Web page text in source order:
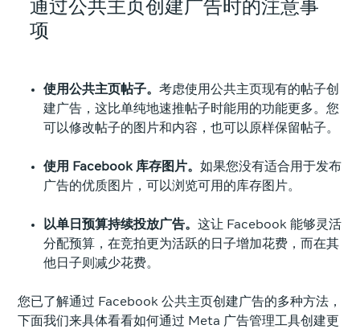
通过公共主页创建广告时的注意事
项
使用公共主页帖子。 考虑使用公共主页现有的帖子创
建广告，这比单纯地速推帖子时能用的功能更多。您
可以修改帖子的图片和内容，也可以原样保留帖子。
使用 Facebook 库存图片。 如果您没有适合用于发布
广告的优质图片，可以浏览可用的库存图片。
以单日预算持续投放广告。 这让 Facebook 能够灵活
分配预算，在竞拍更为活跃的日子增加花费，而在其
他日子则减少花费。
您已了解通过 Facebook 公共主页创建广告的多种方法，
下面我们来具体看看如何通过 Meta 广告管理工具创建更